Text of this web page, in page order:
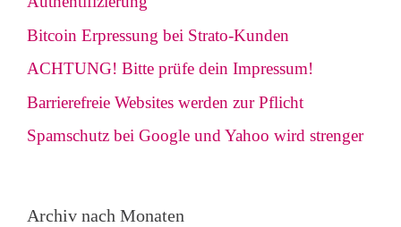
Bitcoin Erpressung bei Strato-Kunden
ACHTUNG! Bitte prüfe dein Impressum!
Barrierefreie Websites werden zur Pflicht
Spamschutz bei Google und Yahoo wird strenger
Archiv nach Monaten